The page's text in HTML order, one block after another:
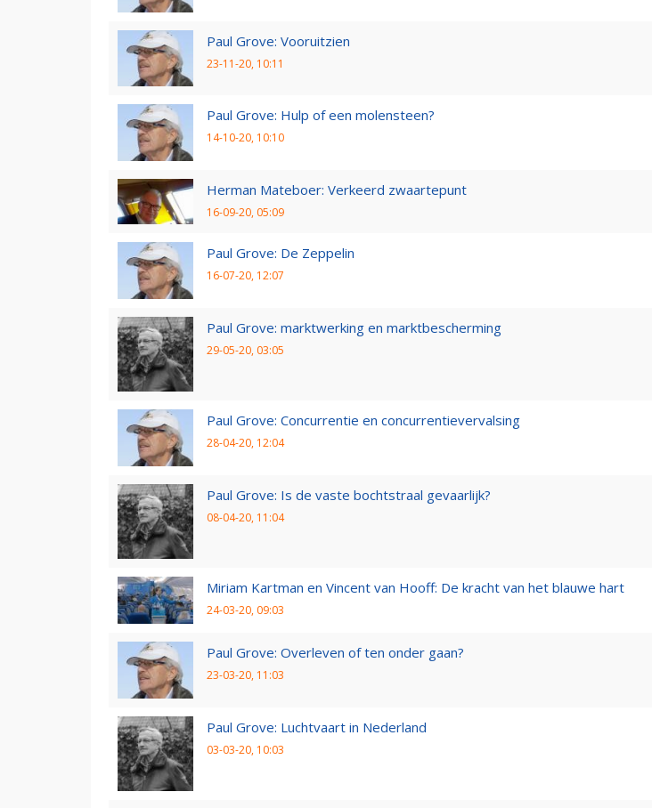
Paul Grove: Vooruitzien
23-11-20, 10:11
Paul Grove: Hulp of een molensteen?
14-10-20, 10:10
Herman Mateboer: Verkeerd zwaartepunt
16-09-20, 05:09
Paul Grove: De Zeppelin
16-07-20, 12:07
Paul Grove: marktwerking en marktbescherming
29-05-20, 03:05
Paul Grove: Concurrentie en concurrentievervalsing
28-04-20, 12:04
Paul Grove: Is de vaste bochtstraal gevaarlijk?
08-04-20, 11:04
Miriam Kartman en Vincent van Hooff: De kracht van het blauwe hart
24-03-20, 09:03
Paul Grove: Overleven of ten onder gaan?
23-03-20, 11:03
Paul Grove: Luchtvaart in Nederland
03-03-20, 10:03